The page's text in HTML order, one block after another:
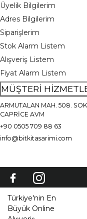
Üyelik Bilgilerim
Adres Bilgilerim
Siparişlerim
Stok Alarm Listem
Alışveriş Listem
Fiyat Alarm Listem
MÜŞTERİ
ARMUTALAN MAH. 508.
CAPRİCE AVM
+90 0505 709 88 63
info@bitkitasarimi.com
Türkiye'nin En
Büyük Online